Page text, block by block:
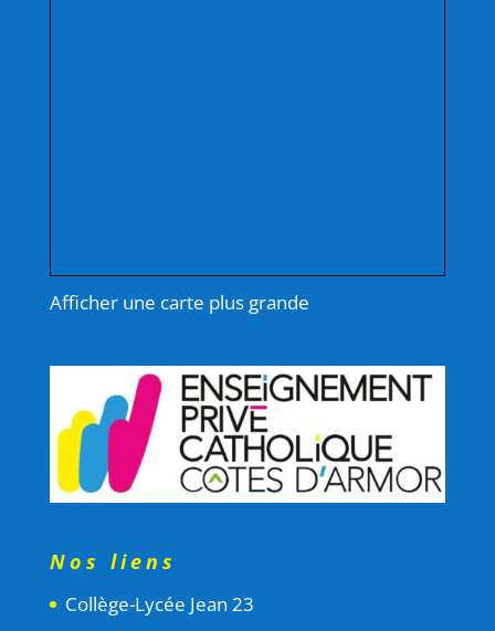
Afficher une carte plus grande
Nos liens
Collège-Lycée Jean 23